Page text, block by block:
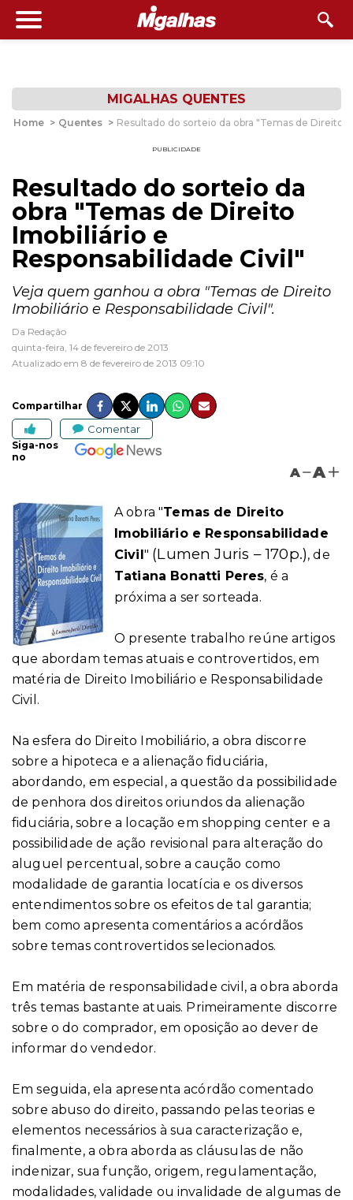
MIGALHAS QUENTES
Home > Quentes > Resultado do sorteio da obra "Temas de Direito
PUBLICIDADE
Resultado do sorteio da
obra "Temas de Direito
Imobiliário e
Responsabilidade Civil"
Veja quem ganhou a obra "Temas de Direito
Imobiliário e Responsabilidade Civil".
Da Redação
quinta-feira, 14 de fevereiro de 2013
Atualizado em 8 de fevereiro de 2013 09:10
Compartilhar
Comentar
Siga-nos
no
A A
A obra"Temas de Direito
Imobiliário e Responsabilidade
Civil" (Lumen Juris – 170p.), de
Tatiana Bonatti Peres, é a
próxima a ser sorteada.
O presente trabalho reúne artigos
que abordam temas atuais e controvertidos, em
matéria de Direito Imobiliário e Responsabilidade
Civil.
Na esfera do Direito Imobiliário, a obra discorre
sobre a hipoteca e a alienação fiduciária,
abordando, em especial, a questão da possibilidade
de penhora dos direitos oriundos da alienação
fiduciária, sobre a locação em shopping center e a
possibilidade de ação revisional para alteração do
aluguel percentual, sobre a caução como
modalidade de garantia locatícia e os diversos
entendimentos sobre os efeitos de tal garantia;
bem como apresenta comentários a acórdãos
sobre temas controvertidos selecionados.
Em matéria de responsabilidade civil, a obra aborda
três temas bastante atuais. Primeiramente discorre
sobre o do comprador, em oposição ao dever de
informar do vendedor.
Em seguida, ela apresenta acórdão comentado
sobre abuso do direito, passando pelas teorias e
elementos necessários à sua caracterização e,
finalmente, a obra aborda as cláusulas de não
indenizar, sua função, origem, regulamentação,
modalidades, validade ou invalidade de algumas de